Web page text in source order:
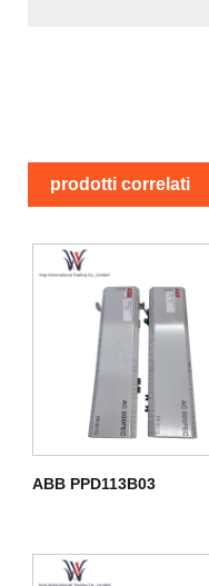
prodotti correlati
ABB PPD113B03